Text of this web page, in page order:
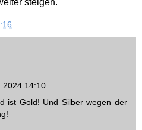
2024 14:10
ist Gold! Und Silber wegen der